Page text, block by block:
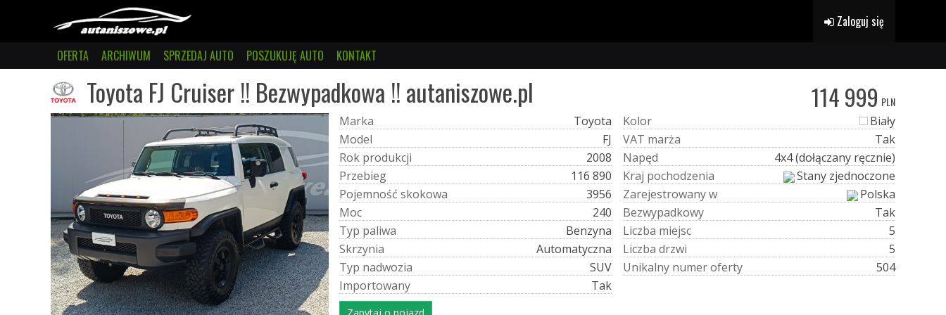
Zaloguj się
OFERTA ARCHIWUM SPRZEDAJ AUTO POSZUKUJĘ AUTO KONTAKT
Toyota FJ Cruiser !! Bezwypadkowa !! autaniszowe.pl 114 999 PLN
Marka
Toyota
Model
FJ
Rok produkcji
2008
Przebieg
116 890
Pojemność skokowa
3956
Moc
240
Typ paliwa
Benzyna
Skrzynia
Automatyczna
Typ nadwozia
SUV
Importowany Tak
Kolor
Biały
VAT marża
Tak
Napęd
4x4 (dołączany ręcznie)
Kraj pochodzenia
Stany zjednoczone
Zarejestrowanyw
Polska
Bezwypadkowy
Tak
Liczba miejsc
5
Liczba drzwi
5
Unikalny numeroferty 504
Zapytaj o pojazd